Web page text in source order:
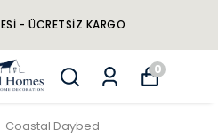
- ÜCRETSİZ KARGO
0
Coastal Daybed